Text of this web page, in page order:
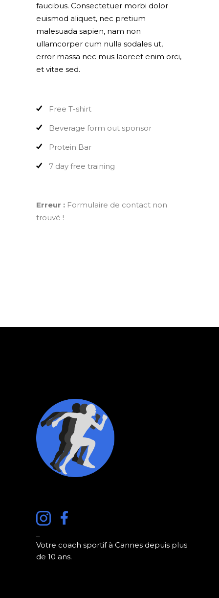
faucibus. Consectetuer morbi dolor
euismod aliquet, nec pretium
malesuada sapien, nam non
ullamcorper cum nulla sodales ut,
error massa nec mus laoreet enim orci,
et vitae sed.
Free T-shirt
Beverage form out sponsor
Protein Bar
7 day free training
Erreur : Formulaire de contact non
trouvé !
Votre coach sportif à Cannes depuis plus
de 10 ans.